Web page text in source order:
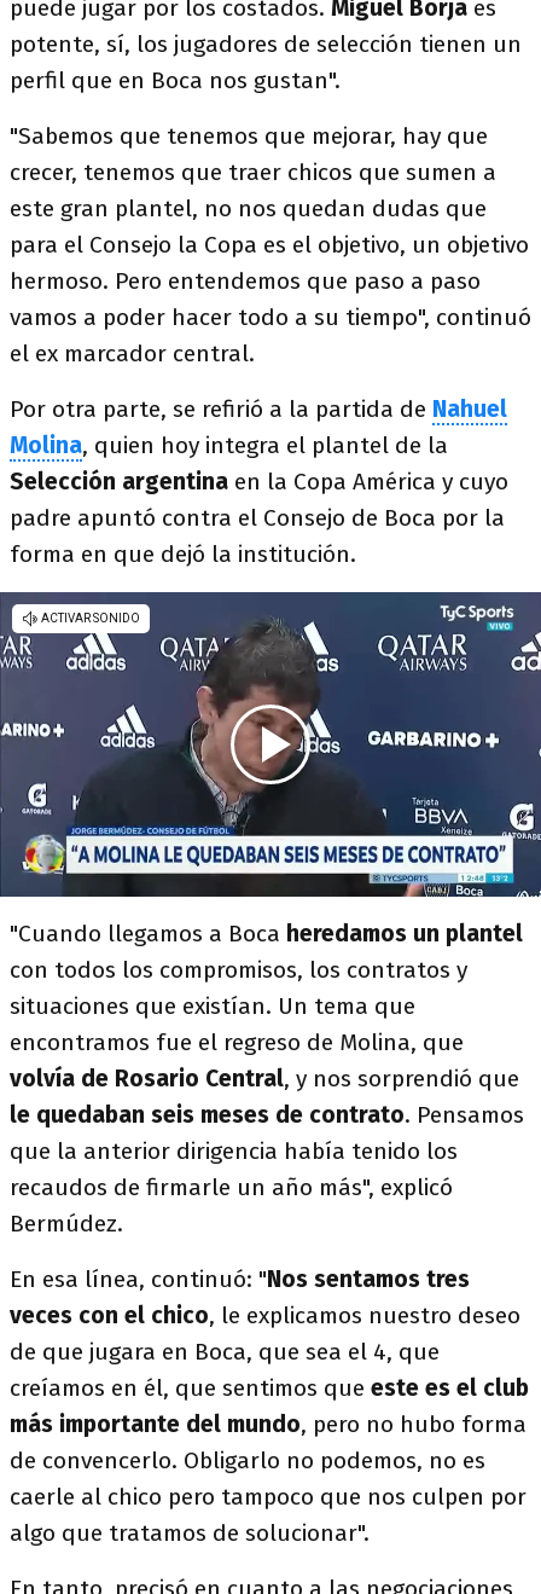
puede jugar por los costados. Miguel Borja es
potente, sí, los jugadores de selección tienen un
perfil que en Boca nos gustan".
"Sabemos que tenemos que mejorar, hay que
crecer, tenemos que traer chicos que sumen a
este gran plantel, no nos quedan dudas que
para el Consejo la Copa es el objetivo, un objetivo
hermoso. Pero entendemos que paso a paso
vamos a poder hacer todo a su tiempo", continuó
el ex marcador central.
Por otra parte, se refirió a la partida de Nahuel
Molina, quien hoy integra el plantel de la
Selección argentina en la Copa América y cuyo
padre apuntó contra el Consejo de Boca por la
forma en que dejó la institución.
"Cuando llegamos a Boca heredamos un plantel
con todos los compromisos, los contratos y
situaciones que existían. Un tema que
encontramos fue el regreso de Molina, que
volvía de Rosario Central, y nos sorprendió que
le quedaban seis meses de contrato. Pensamos
que la anterior dirigencia había tenido los
recaudos de firmarle un año más", explicó
Bermúdez.
En esa línea, continuó: "Nos sentamos tres
veces con el chico, le explicamos nuestro deseo
de que jugara en Boca, que sea el 4, que
creíamos en él, que sentimos que este es el club
más importante del mundo, pero no hubo forma
de convencerlo. Obligarlo no podemos, no es
caerle al chico pero tampoco que nos culpen por
algo que tratamos de solucionar".